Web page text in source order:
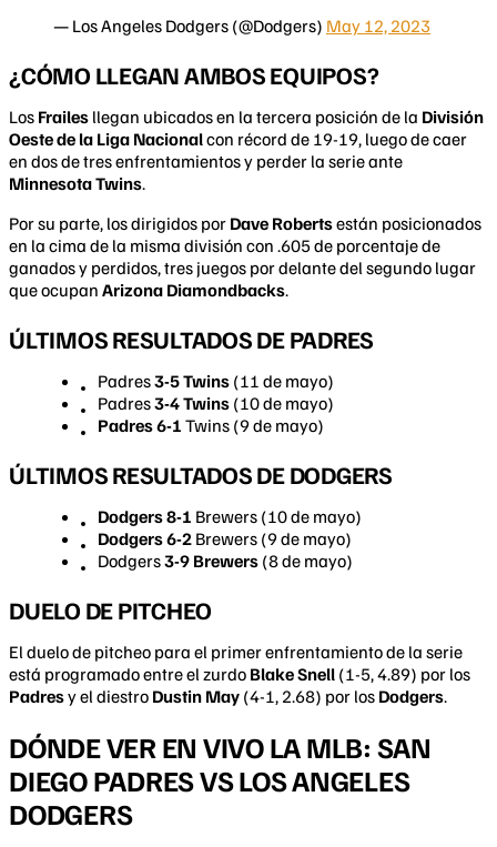
— Los Angeles Dodgers (@Dodgers) May 12, 2023
¿CÓMO LLEGAN AMBOS EQUIPOS?
Los Frailes llegan ubicados en la tercera posición de la División
Oeste de la Liga Nacionalcon récord de 19-19, luego de caer
en dos de tres enfrentamientos y perder la serie ante
Minnesota Twins.
Por su parte, los dirigidos por Dave Robertsestán posicionados
en la cima de la misma división con .605 de porcentaje de
ganados y perdidos, tres juegos por delante del segundo lugar
que ocupan Arizona Diamondbacks.
ÚLTIMOS RESULTADOS DE PADRES
Padres3-5 Twins (11 de mayo)
Padres3-4 Twins (10 de mayo)
Padres 6-1 Twins (9 de mayo)
ÚLTIMOS RESULTADOS DE DODGERS
Dodgers 8-1 Brewers (10 de mayo)
Dodgers 6-2 Brewers (9 de mayo)
Dodgers3-9 Brewers (8 de mayo)
DUELO DE PITCHEO
El duelo de pitcheo para el primer enfrentamiento de la serie
está programado entre el zurdo Blake Snell (1-5, 4.89) por los
Padresy el diestro Dustin May (4-1, 2.68) por los Dodgers.
DÓNDE VER EN VIVO LA MLB: SAN
DIEGO PADRES VS LOS ANGELES
DODGERS